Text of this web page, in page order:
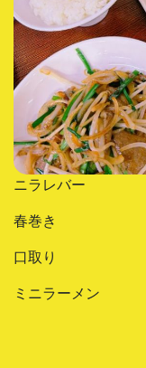
ニラレバー
春巻き
口取り
ミニラーメン